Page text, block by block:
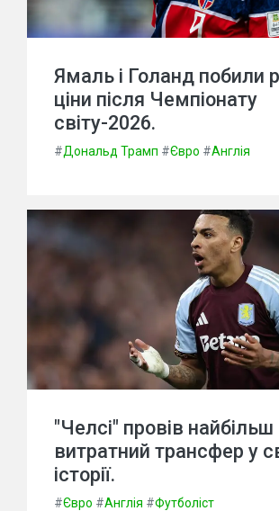
Ямаль і Голанд побили
ціни після Чемпіонату
світу-2026.
#Дональд Трамп #Євро #Англія
"Челсі" провів найбільш
витратний трансфер у
історії.
#Євро #Англія #Футболіст